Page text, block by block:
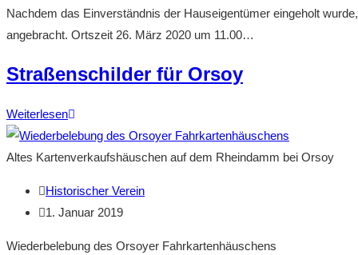
Orsoy
Nachdem das Einverständnis der Hauseigentümer eingeholt
angebracht. Ortszeit 26. März 2020 um 11.00…
Straßenschilder für Orsoy
WeiterlesenStraßenschilder
für
Orsoy
Altes Kartenverkaufshäuschen auf dem Rheindamm bei Orsoy
Beitrags-
Autor:
Historischer Verein
Beitrag
1. Januar 2019
Wiederbelebung des Orsoyer Fahrkartenhäuschens